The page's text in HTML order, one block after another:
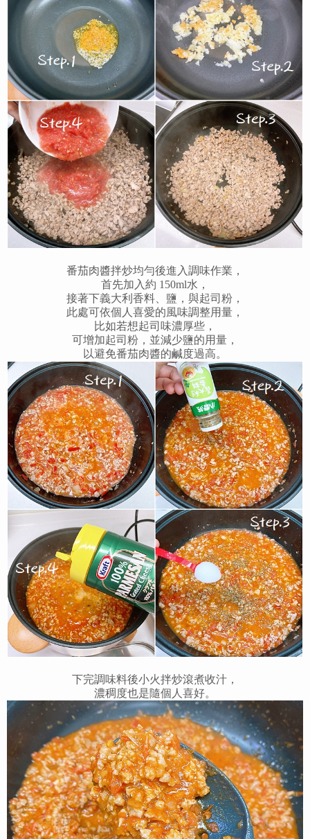
番茄肉醬拌炒均勻後進入調味作業，
首先加入約 150ml水，
接著下義大利香料、鹽，與起司粉，
此處可依個人喜愛的風味調整用量，
比如若想起司味濃厚些，
可增加起司粉，並減少鹽的用量，
以避免番茄肉醬的鹹度過高。
下完調味料後小火拌炒滾煮收汁，
濃稠度也是隨個人喜好。